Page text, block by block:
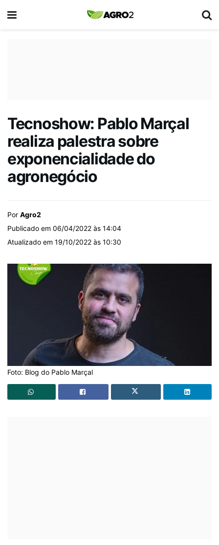
Tecnoshow: Pablo Marçal
realiza palestra sobre
exponencialidade do
agronegócio
Por Agro2
Publicado em 06/04/2022 às 14:04
Atualizado em 19/10/2022 às 10:30
Foto: Blog do Pablo Marçal